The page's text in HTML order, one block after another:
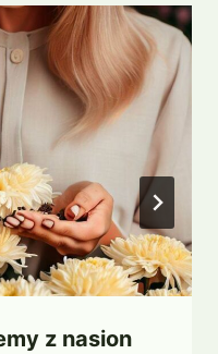
z nasion